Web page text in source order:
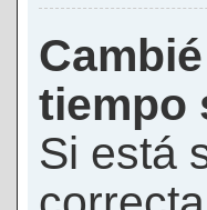
tiempo
Si está